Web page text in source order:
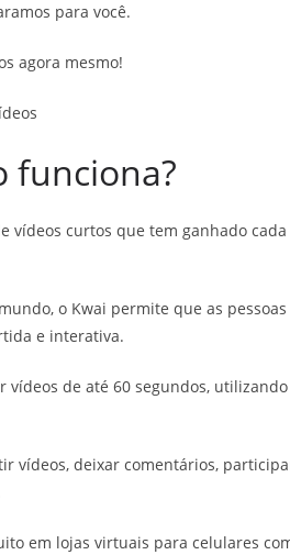
para você.
agora mesmo!
funciona?
curtos que tem ganhado cada
o Kwai permite que as
e interativa.
de até 60 segundos,
vídeos, deixar comentários,
em lojas virtuais para celulares